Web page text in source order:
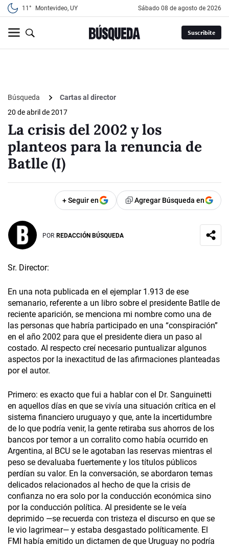
11° Montevideo, UY sábado 08 de agosto de 2026
Suscribite
Búsqueda
Cartas al director
20 de abril de 2017
La crisis del 2002 y los
planteos para la renuncia de
Batlle (I)
+ Seguir en Agregar Búsqueda en
POR REDACCIÓN BÚSQUEDA
Sr. Director:
En una nota publicada en el ejemplar 1.913 de ese
semanario, referente a un libro sobre el presidente Batlle de
reciente aparición, se menciona mi nombre como una de
las personas que habría participado en una “conspiración”
en el año 2002 para que el presidente diera un paso al
costado. Al respecto creí necesario puntualizar algunos
aspectos por la inexactitud de las afirmaciones planteadas
por el autor.
Primero: es exacto que fui a hablar con el Dr. Sanguinetti
en aquellos días en que se vivía una situación crítica en el
sistema financiero uruguayo y que, ante la incertidumbre
de lo que podría venir, la gente retiraba sus ahorros de los
bancos por temor a un corralito como había ocurrido en
Argentina, al BCU se le agotaban las reservas mientras el
peso se devaluaba fuertemente y los títulos públicos
perdían su valor. En la conversación, se abordaron temas
delicados relacionados al hecho de que la crisis de
confianza no era solo por la conducción económica sino
por la conducción política. Al presidente se le veía
deprimido —se recuerda con tristeza el discurso en que se
le vio lagrimear— y estaba desgastado políticamente. El
FMI había emitido un dictamen de que Uruguay no podría